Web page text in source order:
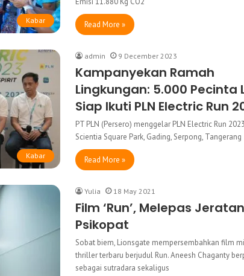
Kabar Read More »
Kabar
admin 9 December 2023
Kampanyekan Ramah
Lingkungan: 5.000 Pecinta
Siap Ikuti PLN Electric Run
PT PLN (Persero) menggelar PLN Electric Run
Scientia Square Park, Gading, Serpong, Tangerang
Read More »
Yulia 18 May 2021
Film ‘Run’, Melepas
Psikopat
Sobat biem, Lionsgate mempersembahkan film
thriller terbaru berjudul Run. Aneesh Chaganty
sebagai sutradara sekaligus